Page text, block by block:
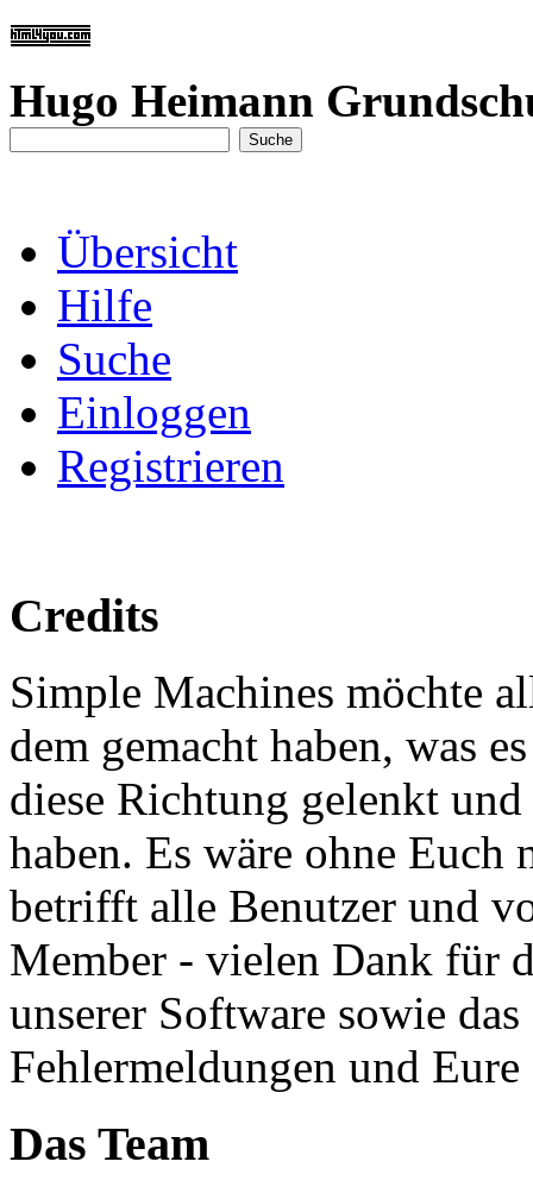
Hugo Heimann
Übersicht
Hilfe
Suche
Einloggen
Registrieren
Credits
Simple Machines möchte
dem gemacht haben, was
diese Richtung gelenkt
haben. Es wäre ohne
betrifft alle Benutzer und
Member - vielen Dank für
unserer Software sowie
Fehlermeldungen und
Das Team